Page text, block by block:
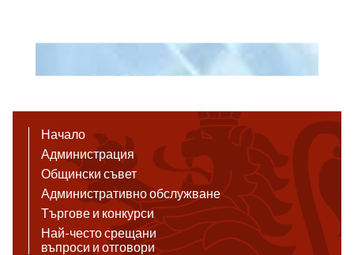
Начало
Администрация
Общински съвет
Административно обслужване
Търгове и конкурси
Най-често срещани
въпроси и отговори